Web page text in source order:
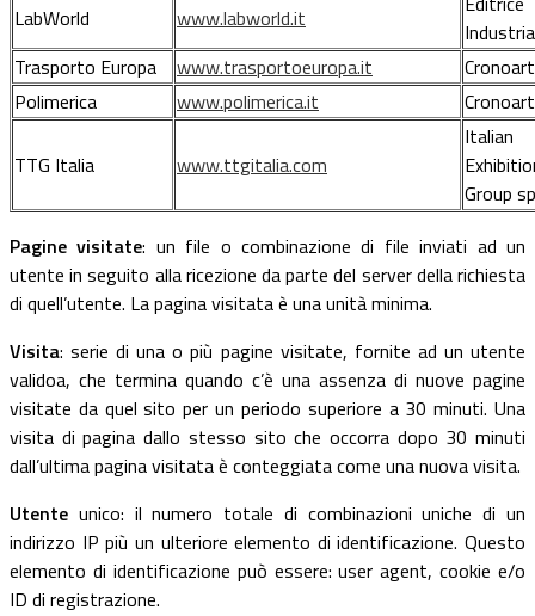
LabWorld
www.labworld.it
Trasporto Europa
www.trasportoeuropa.it
Polimerica
www.polimerica.it
TTG Italia www.ttgitalia.com
Italian
Group
Pagine visitate: un file o combinazione di file inviati ad un
utente in seguito alla ricezione da parte del server della richiesta
di quell’utente. La pagina visitata è una unità minima.
Visita: serie di una o più pagine visitate, fornite ad un utente
validoa, che termina quando c’è una assenza di nuove pagine
visitate da quel sito per un periodo superiore a 30 minuti. Una
visita di pagina dallo stesso sito che occorra dopo 30 minuti
dall’ultima pagina visitata è conteggiata come una nuova visita.
Utente unico: il numero totale di combinazioni uniche di un
indirizzo IP più un ulteriore elemento di identificazione. Questo
elemento di identificazione può essere: user agent, cookie e/o
ID di registrazione.